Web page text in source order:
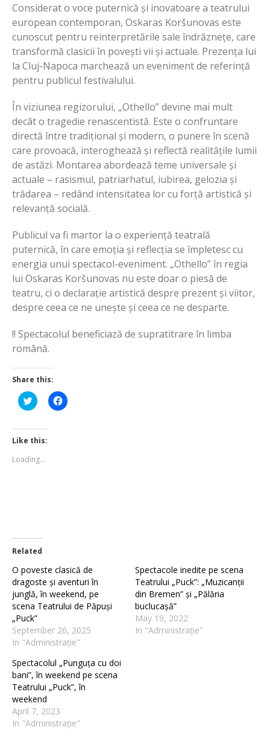
Considerat o voce puternică și inovatoare a teatrului
european contemporan, Oskaras Koršunovas este
cunoscut pentru reinterpretările sale îndrăznețe, care
transformă clasicii în povești vii și actuale. Prezența lui
la Cluj-Napoca marchează un eveniment de referință
pentru publicul festivalului.
În viziunea regizorului, „Othello” devine mai mult
decât o tragedie renascentistă. Este o confruntare
directă între tradițional și modern, o punere în scenă
care provoacă, interoghează și reflectă realitățile lumii
de astăzi. Montarea abordează teme universale și
actuale – rasismul, patriarhatul, iubirea, gelozia și
trădarea – redând intensitatea lor cu forță artistică și
relevanță socială.
Publicul va fi martor la o experiență teatrală
puternică, în care emoția și reflecția se împletesc cu
energia unui spectacol-eveniment. „Othello” în regia
lui Oskaras Koršunovas nu este doar o piesă de
teatru, ci o declarație artistică despre prezent și viitor,
despre ceea ce ne unește și ceea ce ne desparte.
!! Spectacolul beneficiază de supratitrare în limba
română.
Share this:
Click
to
Twitter
(Opens
in
window)
Click
to
Like this:
Loading...
Related
O poveste clasică de
dragoste și aventuri în
junglă, în weekend, pe
scena Teatrului de Păpuși
„Puck”
September 26, 2025
In "Administrație"
Spectacole inedite pe scena
Teatrului „Puck”: „Muzicanții
din Bremen” și „Pălăria
buclucașă”
May 19, 2022
In "Administrație"
Spectacolul „Punguța cu doi
bani”, în weekend pe scena
Teatrului „Puck”, în
weekend
April 7, 2023
In "Administrație"